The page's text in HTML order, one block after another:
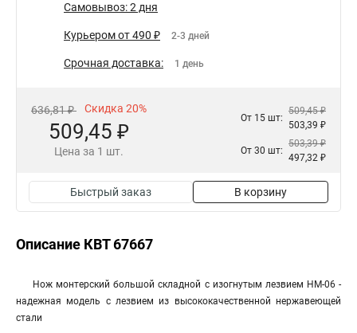
Самовывоз: 2 дня
Курьером от 490 ₽ 2-3 дней
Срочная доставка: 1 день
636,81 ₽ Скидка 20%
509,45 ₽
Цена за 1 шт.
От 15 шт:
509,45 ₽
503,39 ₽
От 30 шт:
503,39 ₽
497,32 ₽
Быстрый заказ В корзину
Описание КВТ 67667
Нож монтерский большой складной с изогнутым лезвием НМ-06 -
надежная модель с лезвием из высококачественной нержавеющей
стали